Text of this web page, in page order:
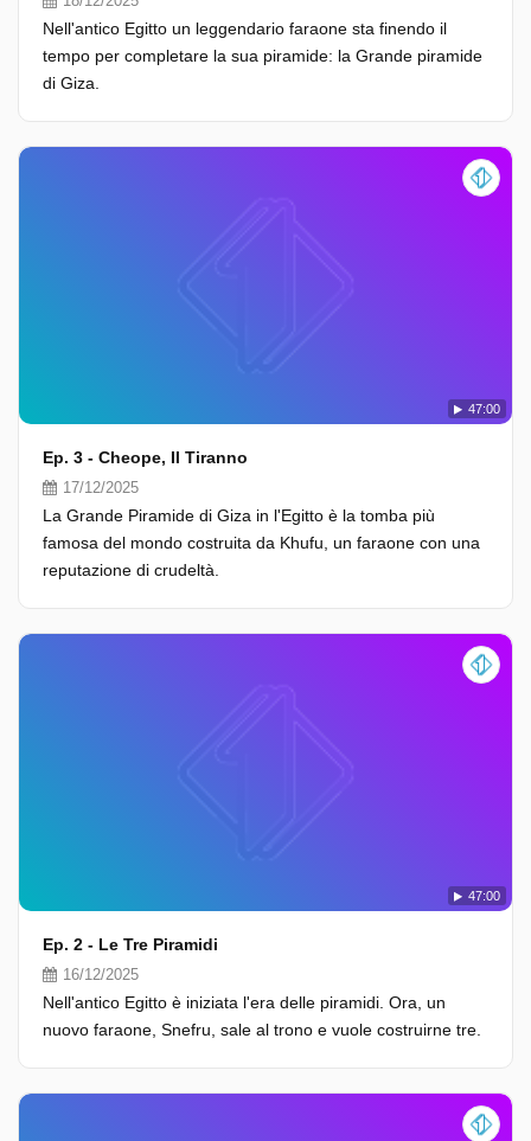
Nell'antico Egitto un leggendario faraone sta finendo il
tempo per completare la sua piramide: la Grande piramide
di Giza.
47:00
Ep. 3 - Cheope, Il Tiranno
17/12/2025
La Grande Piramide di Giza in l'Egitto è la tomba più
famosa del mondo costruita da Khufu, un faraone con una
reputazione di crudeltà.
47:00
Ep. 2 - Le Tre Piramidi
16/12/2025
Nell'antico Egitto è iniziata l'era delle piramidi. Ora, un
nuovo faraone, Snefru, sale al trono e vuole costruirne tre.